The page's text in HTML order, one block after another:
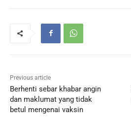
Previous article
Berhenti sebar khabar angin
dan maklumat yang tidak
betul mengenai vaksin